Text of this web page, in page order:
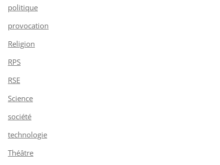
politique
provocation
Religion
RPS
RSE
Science
société
technologie
Théâtre